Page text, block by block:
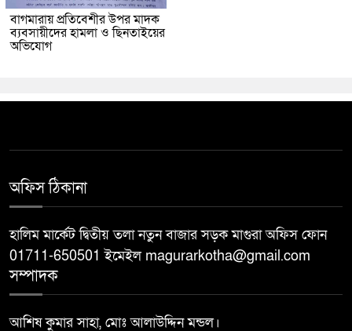
বাগমারায় প্রতিবেশীর উপর মাদক
ব্যবসায়ীদের হামলা ও ছিনতাইয়ের
অভিযোগ
অফিস ঠিকানা
হালিম মার্কেট দ্বিতীয় তলা নতুন বাজার সড়ক মাগুরা অফিস ফোন
01711-650501 ইমেইল magurarkotha@gmail.com
সম্পাদক
আশিষ কুমার সাহা, মোঃ আলাউদ্দিন মন্ডল।